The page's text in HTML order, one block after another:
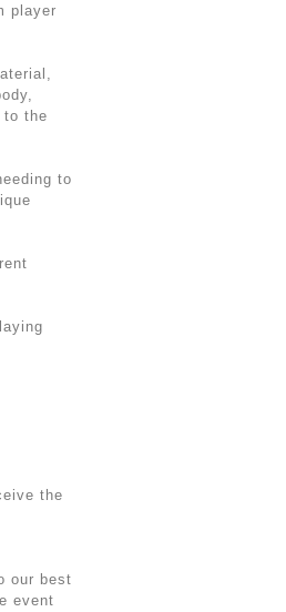
player
the
to
the
our best
event